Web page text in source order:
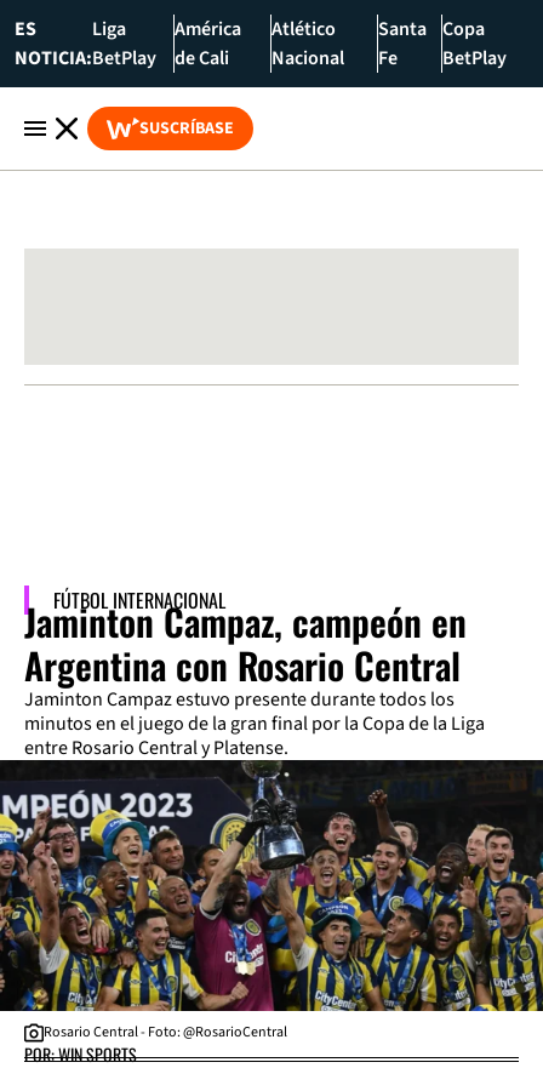
ES
NOTICIA:
Liga
BetPlay
América
de Cali
Atlético
Nacional
Santa
Fe
Copa
BetPlay
SUSCRÍBASE
FÚTBOL INTERNACIONAL
Jaminton Campaz, campeón en
Argentina con Rosario Central
Jaminton Campaz estuvo presente durante todos los
minutos en el juego de la gran final por la Copa de la Liga
entre Rosario Central y Platense.
Rosario Central - Foto: @RosarioCentral
POR: WIN SPORTS